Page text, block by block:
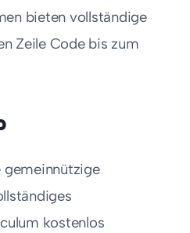
bieten vollständige
Zeile Code bis zum
kostenlos